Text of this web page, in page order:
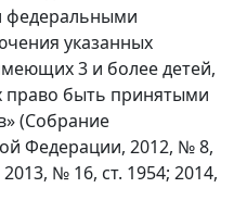
федеральными
указанных
3 и более детей,
право быть принятыми
(Собрание
Федерации, 2012, № 8,
№ 16, ст. 1954; 2014,